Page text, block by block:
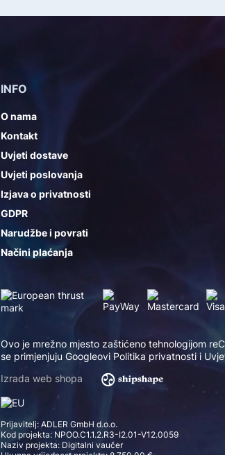
INFO
O nama
Kontakt
Uvjeti dostave
Uvjeti poslovanja
Izjava o privatnosti
GDPR
Narudžbe i povrati
Načini plaćanja
Ovo je mrežno mjesto zaštićeno tehnologijom
se primjenjuju Googleovi Politika privatnosti i
Izrada web shopa
Prijavitelj: ADLER GmbH d.o.o.
Kod projekta: NPOO.C1.1.2.R3-I2.01-V12.0059
Naziv projekta: Digitalni vaučer